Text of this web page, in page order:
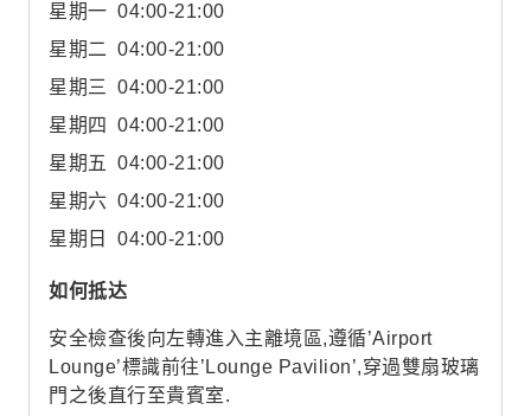
星期一 04:00-21:00
星期二 04:00-21:00
星期三
04:00-21:00
星期四
04:00-21:00
星期五
04:00-21:00
星期六 04:00-21:00
星期日
04:00-21:00
如何抵达
安全檢查後向左轉進入主離境區,遵循’Airport
Lounge’標識前往’Lounge Pavilion’,穿過雙扇玻璃
門之後直行至貴賓室.